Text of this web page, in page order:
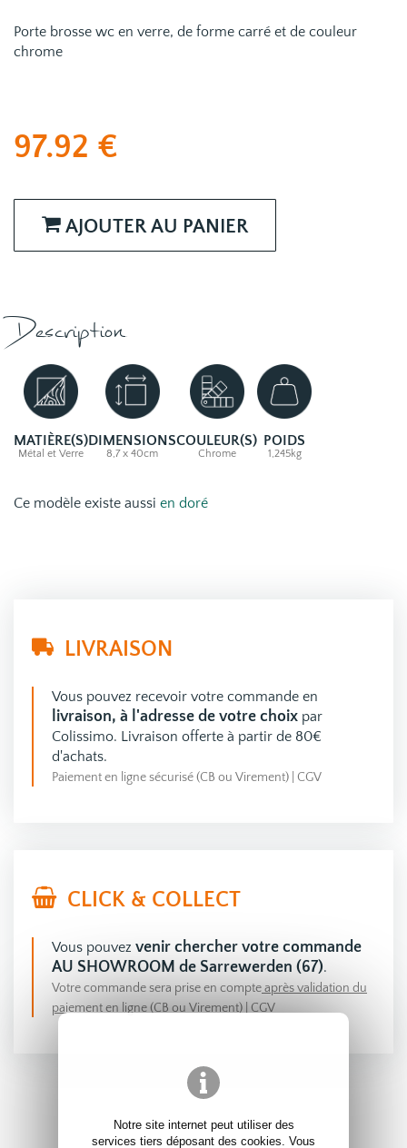
Notre site internet peut utiliser des
services tiers déposant des cookies. Vous
Porte brosse wc en verre, de forme carré et de couleur
chrome
97.92 €
AJOUTER AU PANIER
Description
MATIÈRE(S)
Métal et Verre
DIMENSIONS
8,7 x 40cm
COULEUR(S)
Chrome
POIDS
1,245kg
Ce modèle existe aussi en doré
LIVRAISON
Vous pouvez recevoir votre commande en
livraison, à l'adresse de votre choix par
Colissimo. Livraison offerte à partir de 80€
d'achats.
Paiement en ligne sécurisé (CB ou Virement) CGV
CLICK & COLLECT
Vous pouvez venir chercher votre commande
AU SHOWROOM de Sarrewerden (67).
Votre commande sera prise en compteaprès validation du
paiement en ligne (CB ou Virement) CGV